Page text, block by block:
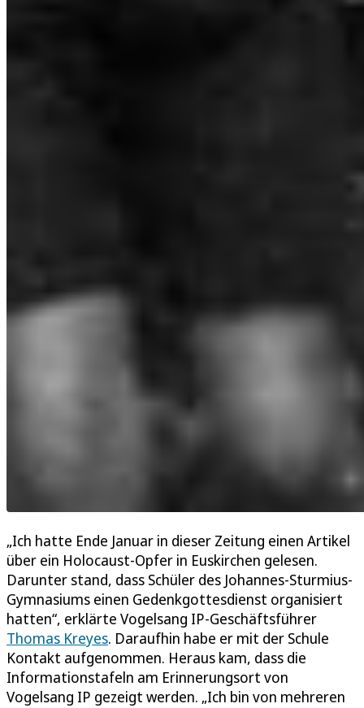
„Ich hatte Ende Januar in dieser Zeitung einen Artikel
über ein Holocaust-Opfer in Euskirchen gelesen.
Darunter stand, dass Schüler des Johannes-Sturmius-
Gymnasiums einen Gedenkgottesdienst organisiert
hatten“, erklärte Vogelsang IP-Geschäftsführer
Thomas Kreyes. Daraufhin habe er mit der Schule
Kontakt aufgenommen. Heraus kam, dass die
Informationstafeln am Erinnerungsort von
Vogelsang IP gezeigt werden. „Ich bin von mehreren